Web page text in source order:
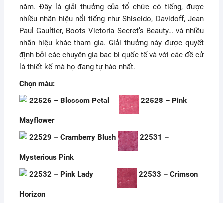
năm. Đây là giải thưởng của tổ chức có tiếng, được
nhiều nhãn hiệu nổi tiếng như Shiseido, Davidoff, Jean
Paul Gaultier, Boots Victoria Secret’s Beauty… và nhiều
nhãn hiệu khác tham gia. Giải thưởng này được quyết
định bởi các chuyên gia bao bì quốc tế và với các đề cử
là thiết kế mà họ đang tự hào nhất.
Chọn màu:
22526 – Blossom Petal
22528 – Pink
Mayflower
22529 – Cramberry Blush
22531 –
Mysterious Pink
22532 – Pink Lady
22533 – Crimson
Horizon